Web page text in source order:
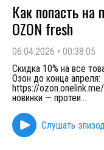
Как попасть на
OZON fresh
06.04.2026 • 00:38:05
Скидка 10% на все
Озон до конца апреля:
https://
новинки — протеи...
Слушать эпизод